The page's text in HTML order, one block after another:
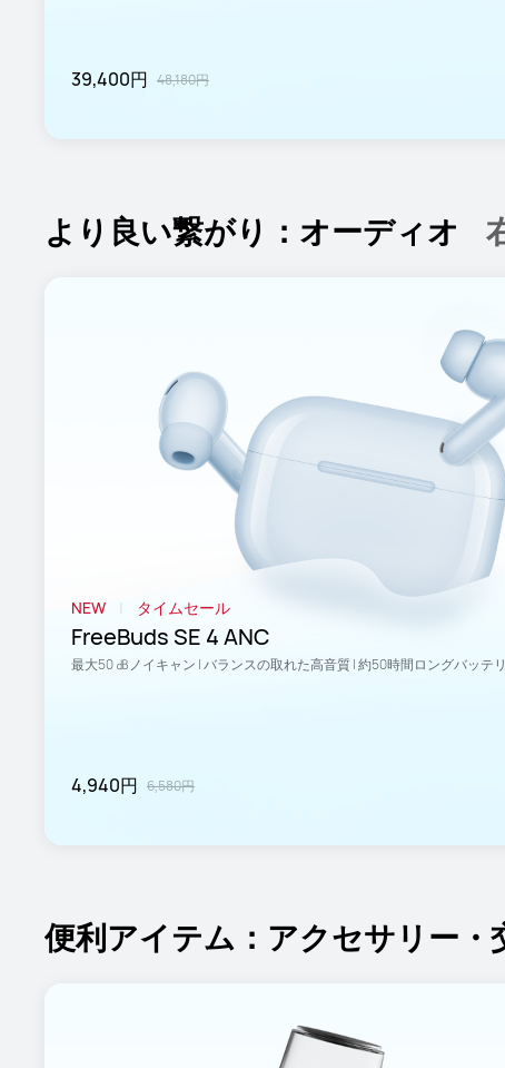
39,400円 48,180円
より良い繋がり：オーディオ
NEW タイムセール
FreeBuds SE 4 ANC
最大50 ㏈ノイキャン | バランスの取れた高音質 | 約50時間ロングバッテ
4,940円 6,580円
便利アイテム：アクセサリー・